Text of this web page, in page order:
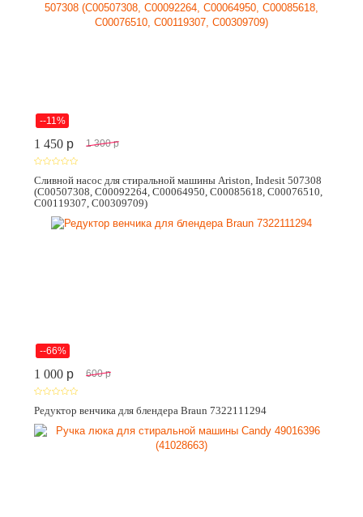
--11%
1 450 p 1 300 p
Сливной насос для стиральной машины Ariston, Indesit 507308
(C00507308, C00092264, C00064950, C00085618, C00076510,
C00119307, C00309709)
--66%
1 000 p 600 p
Редуктор венчика для блендера Braun 7322111294